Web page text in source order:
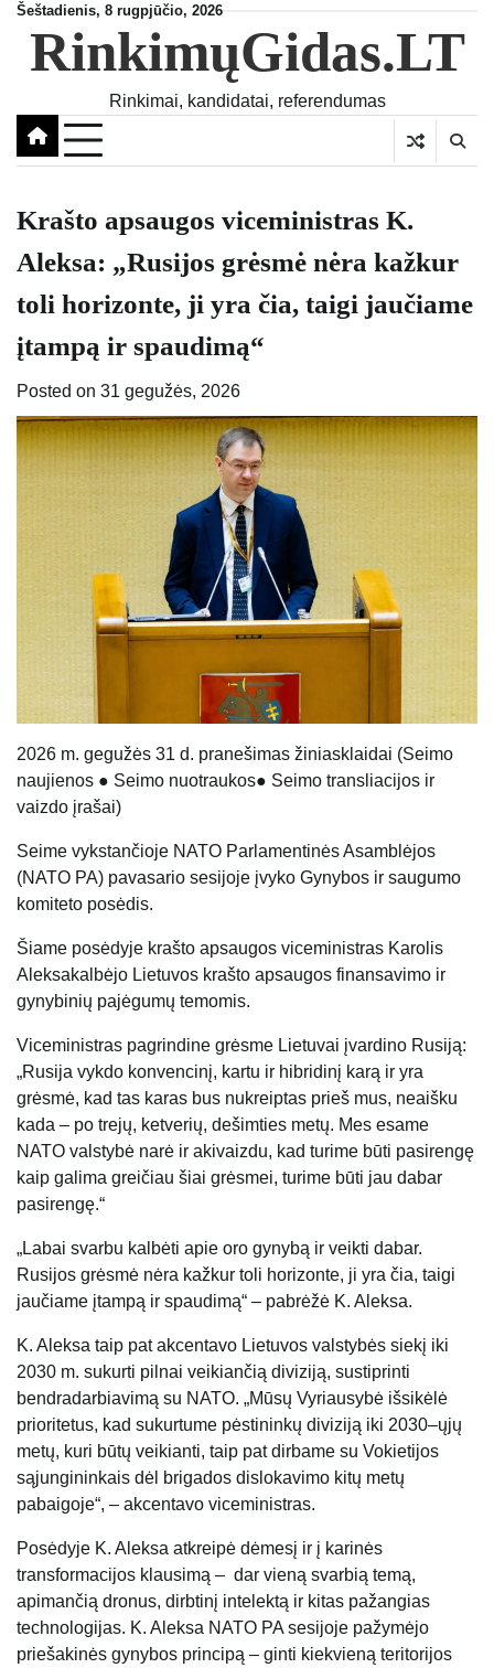
Skip
content
Šeštadienis, 8 rugpjūčio, 2026
RinkimųGidas.LT
Rinkimai, kandidatai, referendumas
Krašto apsaugos viceministras K.
Aleksa: „Rusijos grėsmė nėra kažkur
toli horizonte, ji yra čia, taigi jaučiame
įtampą ir spaudimą“
Posted on 31 gegužės, 2026
2026 m. gegužės 31 d. pranešimas žiniasklaidai (Seimo
naujienos ● Seimo nuotraukos● Seimo transliacijos ir
vaizdo įrašai)
Seime vykstančioje NATO Parlamentinės Asamblėjos
(NATO PA) pavasario sesijoje įvyko Gynybos ir saugumo
komiteto posėdis.
Šiame posėdyje krašto apsaugos viceministras Karolis
Aleksakalbėjo Lietuvos krašto apsaugos finansavimo ir
gynybinių pajėgumų temomis.
Viceministras pagrindine grėsme Lietuvai įvardino Rusiją:
„Rusija vykdo konvencinį, kartu ir hibridinį karą ir yra
grėsmė, kad tas karas bus nukreiptas prieš mus, neaišku
kada – po trejų, ketverių, dešimties metų. Mes esame
NATO valstybė narė ir akivaizdu, kad turime būti pasirengę
kaip galima greičiau šiai grėsmei, turime būti jau dabar
pasirengę.“
„Labai svarbu kalbėti apie oro gynybą ir veikti dabar.
Rusijos grėsmė nėra kažkur toli horizonte, ji yra čia, taigi
jaučiame įtampą ir spaudimą“ – pabrėžė K. Aleksa.
K. Aleksa taip pat akcentavo Lietuvos valstybės siekį iki
2030 m. sukurti pilnai veikiančią diviziją, sustiprinti
bendradarbiavimą su NATO. „Mūsų Vyriausybė išsikėlė
prioritetus, kad sukurtume pėstininkų diviziją iki 2030–ųjų
metų, kuri būtų veikianti, taip pat dirbame su Vokietijos
sąjungininkais dėl brigados dislokavimo kitų metų
pabaigoje“, – akcentavo viceministras.
Posėdyje K. Aleksa atkreipė dėmesį ir į karinės
transformacijos klausimą – dar vieną svarbią temą,
apimančią dronus, dirbtinį intelektą ir kitas pažangias
technologijas. K. Aleksa NATO PA sesijoje pažymėjo
priešakinės gynybos principą – ginti kiekvieną teritorijos